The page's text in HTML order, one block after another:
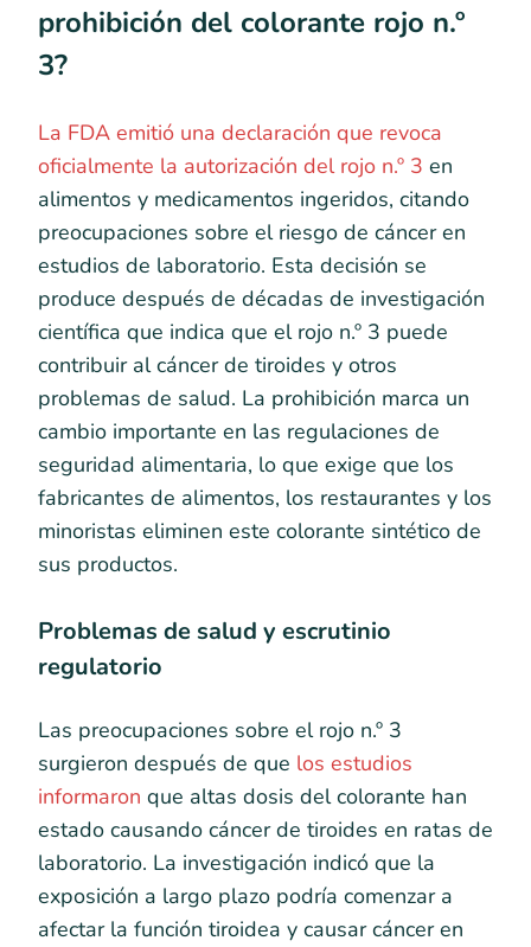
prohibición del colorante rojo n.º
3?
La FDA emitió una declaración que revoca
oficialmente la autorización del rojo n.º 3 en
alimentos y medicamentos ingeridos, citando
preocupaciones sobre el riesgo de cáncer en
estudios de laboratorio. Esta decisión se
produce después de décadas de investigación
científica que indica que el rojo n.º 3 puede
contribuir al cáncer de tiroides y otros
problemas de salud. La prohibición marca un
cambio importante en las regulaciones de
seguridad alimentaria, lo que exige que los
fabricantes de alimentos, los restaurantes y los
minoristas eliminen este colorante sintético de
sus productos.
Problemas de salud y escrutinio
regulatorio
Las preocupaciones sobre el rojo n.º 3
surgieron después de que los estudios
informaron que altas dosis del colorante han
estado causando cáncer de tiroides en ratas de
laboratorio. La investigación indicó que la
exposición a largo plazo podría comenzar a
afectar la función tiroidea y causar cáncer en